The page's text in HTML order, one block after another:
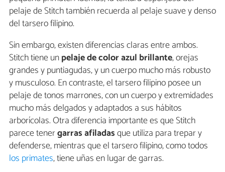
pelaje de Stitch también recuerda al pelaje suave y denso
del tarsero filipino.
Sin embargo, existen diferencias claras entre ambos.
Stitch tiene unpelaje de color azul brillante, orejas
grandes y puntiagudas, y un cuerpo mucho más robusto
y musculoso. En contraste, el tarsero filipino posee un
pelaje de tonos marrones, con un cuerpo y extremidades
mucho más delgados y adaptados a sus hábitos
arborícolas. Otra diferencia importante es que Stitch
parece tenergarras afiladasque utiliza para trepar y
defenderse, mientras que el tarsero filipino, como todos
los primates, tiene uñas en lugar de garras.